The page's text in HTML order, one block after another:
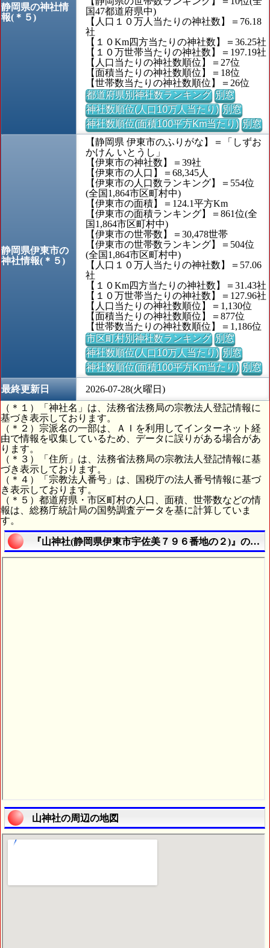
静岡県の神社情
報(＊５)
国47都道府県中)
【人口１０万人当たりの神社数】＝76.18
社
【１０Km四方当たりの神社数】＝36.25社
【１０万世帯当たりの神社数】＝197.19社
【人口当たりの神社数順位】＝27位
【面積当たりの神社数順位】＝18位
【世帯数当たりの神社数順位】＝26位
都道府県別神社数ランキング 別窓
神社数順位(人口10万人当たり) 別窓
神社数順位(面積100平方Km当たり) 別窓
静岡県伊東市の
神社情報(＊５)
【静岡県 伊東市のふりがな】＝「しずお
かけん いとうし」
【伊東市の神社数】＝39社
【伊東市の人口】＝68,345人
【伊東市の人口数ランキング】＝554位
(全国1,864市区町村中)
【伊東市の面積】＝124.1平方Km
【伊東市の面積ランキング】＝861位(全
国1,864市区町村中)
【伊東市の世帯数】＝30,478世帯
【伊東市の世帯数ランキング】＝504位
(全国1,864市区町村中)
【人口１０万人当たりの神社数】＝57.06
社
【１０Km四方当たりの神社数】＝31.43社
【１０万世帯当たりの神社数】＝127.96社
【人口当たりの神社数順位】＝1,130位
【面積当たりの神社数順位】＝877位
【世帯数当たりの神社数順位】＝1,186位
市区町村別神社数ランキング 別窓
神社数順位(人口10万人当たり) 別窓
神社数順位(面積100平方Km当たり) 別窓
最終更新日
2026-07-28(火曜日)
（＊１）「神社名」は、法務省法務局の宗教法人登記情報に
基づき表示しております。
（＊２）宗派名の一部は、ＡＩを利用してインターネット経
由で情報を収集しているため、データに誤りがある場合があ
ります。
（＊３）「住所」は、法務省法務局の宗教法人登記情報に基
づき表示しております。
（＊４）「宗教法人番号」は、国税庁の法人番号情報に基づ
き表示しております。
（＊５）都道府県・市区町村の人口、面積、世帯数などの情
報は、総務庁統計局の国勢調査データを基に計算していま
す。
『山神社(静岡県伊東市宇佐美７９６番地の２)』の航
山神社の周辺の地図